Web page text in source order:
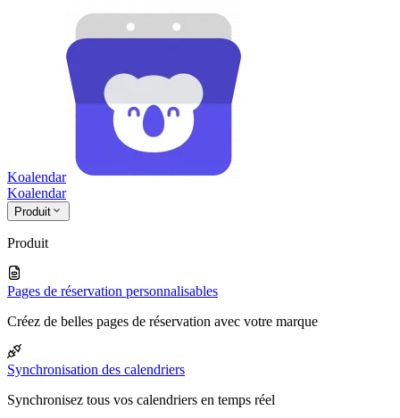
Koalendar
Koalendar
Produit
Produit
Pages de réservation personnalisables
Créez de belles pages de réservation avec votre marque
Synchronisation des calendriers
Synchronisez tous vos calendriers en temps réel